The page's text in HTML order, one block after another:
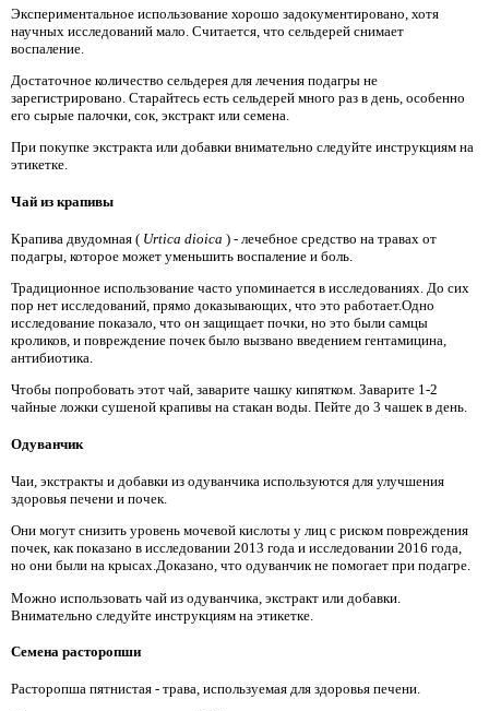
Экспериментальное использование хорошо задокументировано, хотя
научных исследований мало. Считается, что сельдерей снимает
воспаление.
Достаточное количество сельдерея для лечения подагры не
зарегистрировано. Старайтесь есть сельдерей много раз в день, особенно
его сырые палочки, сок, экстракт или семена.
При покупке экстракта или добавки внимательно следуйте инструкциям на
этикетке.
Чай из крапивы
Крапива двудомная ( Urtica dioica ) - лечебное средство на травах от
подагры, которое может уменьшить воспаление и боль.
Традиционное использование часто упоминается в исследованиях. До сих
пор нет исследований, прямо доказывающих, что это работает.Одно
исследование показало, что он защищает почки, но это были самцы
кроликов, и повреждение почек было вызвано введением гентамицина,
антибиотика.
Чтобы попробовать этот чай, заварите чашку кипятком. Заварите 1-2
чайные ложки сушеной крапивы на стакан воды. Пейте до 3 чашек в день.
Одуванчик
Чаи, экстракты и добавки из одуванчика используются для улучшения
здоровья печени и почек.
Они могут снизить уровень мочевой кислоты у лиц с риском повреждения
почек, как показано в исследовании 2013 года и исследовании 2016 года,
но они были на крысах.Доказано, что одуванчик не помогает при подагре.
Можно использовать чай из одуванчика, экстракт или добавки.
Внимательно следуйте инструкциям на этикетке.
Семена расторопши
Расторопша пятнистая - трава, используемая для здоровья печени.